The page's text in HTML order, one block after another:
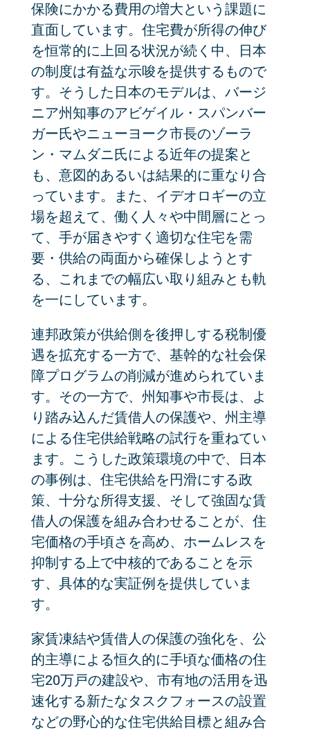
保険にかかる費用の増大という課題に
直面しています。住宅費が所得の伸び
を恒常的に上回る状況が続く中、日本
の制度は有益な示唆を提供するもので
す。そうした日本のモデルは、バージ
ニア州知事のアビゲイル・スパンバー
ガー氏やニューヨーク市長のゾーラ
ン・マムダニ氏による近年の提案と
も、意図的あるいは結果的に重なり合
っています。また、イデオロギーの立
場を超えて、働く人々や中間層にとっ
て、手が届きやすく適切な住宅を需
要・供給の両面から確保しようとす
る、これまでの幅広い取り組みとも軌
を一にしています。
連邦政策が供給側を後押しする税制優
遇を拡充する一方で、基幹的な社会保
障プログラムの削減が進められていま
す。その一方で、州知事や市長は、よ
り踏み込んだ賃借人の保護や、州主導
による住宅供給戦略の試行を重ねてい
ます。こうした政策環境の中で、日本
の事例は、住宅供給を円滑にする政
策、十分な所得支援、そして強固な賃
借人の保護を組み合わせることが、住
宅価格の手頃さを高め、ホームレスを
抑制する上で中核的であることを示
す、具体的な実証例を提供していま
す。
家賃凍結や賃借人の保護の強化を、公
的主導による恒久的に手頃な価格の住
宅20万戸の建設や、市有地の活用を迅
速化する新たなタスクフォースの設置
などの野心的な住宅供給目標と組み合